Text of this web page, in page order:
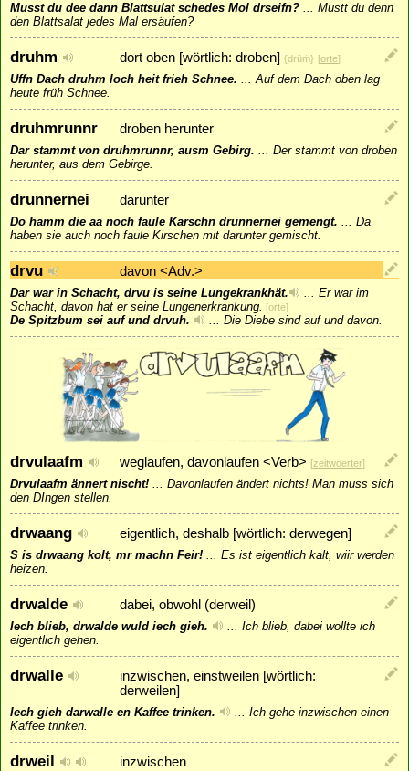
Musst du dee dann Blattsulat schedes Mol drseifn? ... Mustt du denn
den Blattsalat jedes Mal ersäufen?
druhm dort oben [wörtlich: droben] {drūṁ} [orte]
Uffn Dach druhm loch heit frieh Schnee. ...Auf dem Dach oben lag
heute früh Schnee.
druhmrunnr droben herunter
Dar stammt von druhmrunnr, ausm Gebirg. ... Der stammt von droben
herunter, aus dem Gebirge.
drunnernei darunter
Do hamm die aa noch faule Karschn drunnernei gemengt. ... Da
haben sie auch noch faule Kirschen mit darunter gemischt.
drvu davon <Adv.>
Dar war in Schacht, drvu is seine Lungekrankhät. ... Er war im
Schacht, davon hat er seine Lungenerkrankung. [orte]
De Spitzbum sei auf und drvuh. ... Die Diebe sind auf und davon.
drvulaafm weglaufen, davonlaufen <Verb> [zeitwoerter]
Drvulaafm ännert nischt!
Davonlaufen ändert nichts! Man muss sich
den DIngen stellen.
drwaang eigentlich, deshalb [wörtlich: derwegen]
S is drwaang kolt, mr machn Feir!
Es ist eigentlich kalt, wiir werden
heizen.
drwalde dabei, obwohl (derweil)
Iech blieb, drwalde wuld iech gieh.
Ich blieb, dabei wollte ich
eigentlich gehen.
drwalle
inzwischen, einstweilen [wörtlich:
derweilen]
Iech gieh darwalle en Kaffee trinken.
Ich gehe inzwischen einen
Kaffee trinken.
drweil inzwischen